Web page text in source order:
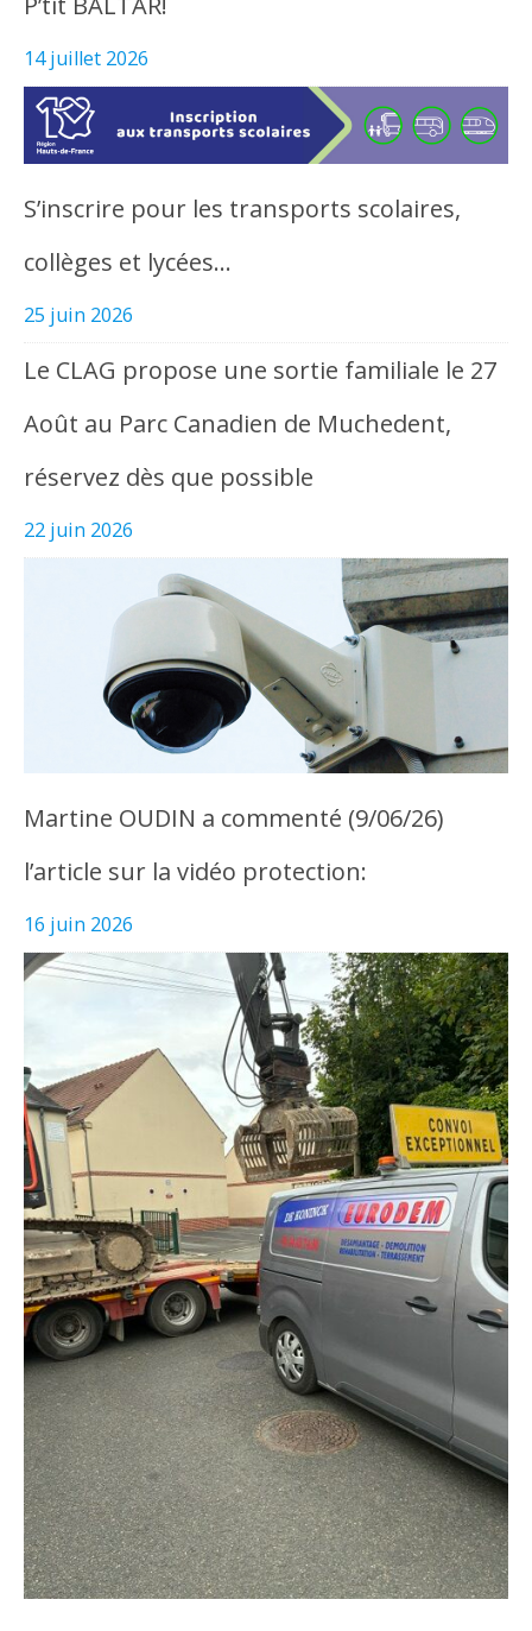
14 juillet 2026
S’inscrire pour les transports scolaires,
collèges et lycées…
25 juin 2026
Le CLAG propose une sortie familiale le 27
Août au Parc Canadien de Muchedent,
réservez dès que possible
22 juin 2026
Martine OUDIN a commenté (9/06/26)
l’article sur la vidéo protection:
16 juin 2026